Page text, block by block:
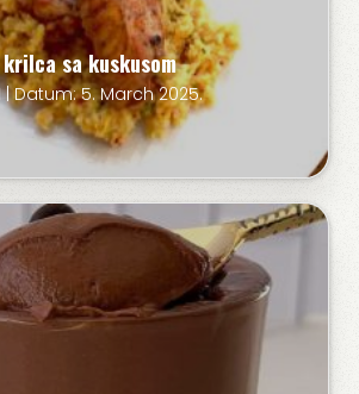
sa kuskusom
| Datum: 5. March 2025.